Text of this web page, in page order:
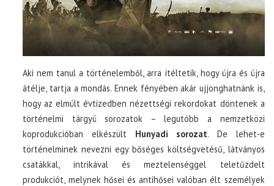
Aki nem tanul a történelemből, arra ítéltetik, hogy újra és újra
átélje, tartja a mondás. Ennek fényében akár ujjonghatnánk is,
hogy az elmúlt évtizedben nézettségi rekordokat döntenek a
történelmi tárgyú sorozatok – legutóbb a nemzetközi
koprodukcióban elkészült Hunyadi sorozat. De lehet-e
történelminek nevezni egy bőséges költségvetésű, látványos
csatákkal, intrikával és meztelenséggel teletűzdelt
produkciót, melynek hősei és antihősei valóban élt személyek